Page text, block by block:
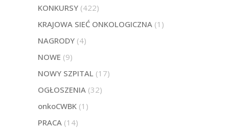
KONKURSY (422)
KRAJOWA SIEĆ ONKOLOGICZNA (1)
NAGRODY (4)
NOWE (9)
NOWY SZPITAL (17)
OGŁOSZENIA (32)
onkoCWBK (1)
PRACA (14)